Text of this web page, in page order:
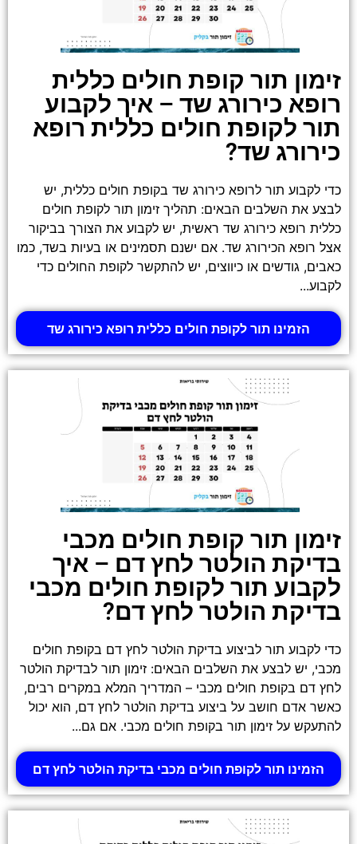
זימון תור קופת חולים כללית
רופא כירורג שד – איך לקבוע
תור לקופת חולים כללית רופא
כירורג שד?
כדי לקבוע תור לרופא כירורג שד בקופת חולים כללית, יש
לבצע את השלבים הבאים: תהליך זימון תור לקופת חולים
כללית רופא כירורג שד ראשית, יש לקבוע את הצורך בביקור
אצל רופא הכירורג שד. אם ישנם תסמינים או בעיות בשד, כמו
כאבים, גודשים או כיווצים, יש להתקשר לקופת החולים כדי
לקבוע...
הזמינו תור לקופת חולים כללית רופא כירורג שד
זימון תור קופת חולים מכבי
בדיקת הולטר לחץ דם – איך
לקבוע תור לקופת חולים מכבי
בדיקת הולטר לחץ דם?
כדי לקבוע תור לביצוע בדיקת הולטר לחץ דם בקופת חולים
מכבי, יש לבצע את השלבים הבאים: זימון תור לבדיקת הולטר
לחץ דם בקופת חולים מכבי – המדריך המלא במקרים רבים,
כאשר אדם חושב על ביצוע בדיקת הולטר לחץ דם, הוא יכול
להתעקש על זימון תור בקופת חולים מכבי. אם גם...
הזמינו תור לקופת חולים מכבי בדיקת הולטר לחץ דם